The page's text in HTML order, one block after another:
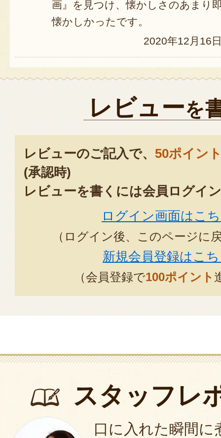
画』を見つけ、懐かしさのあまり
懐かしかったです。
2020年12月16
レビューを
レビューのご記入で、 50ポイン
(承認時)
レビューを書くには会員ログイ
ログイン画面はこ
（ログイン後、このページに
新規会員登録はこ
（会員登録で100ポイント
スタッフレ
口に入れた瞬間に